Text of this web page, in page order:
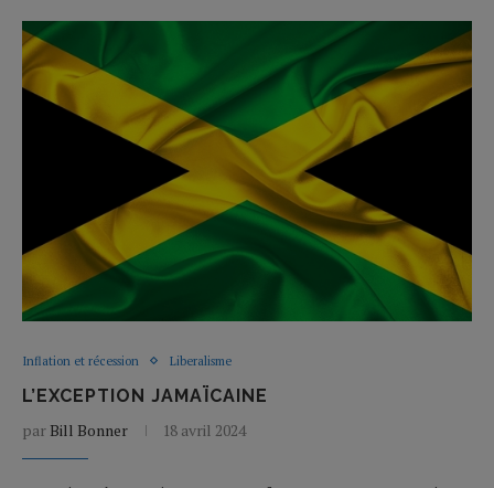
Inflation et récession Liberalisme
L’EXCEPTION JAMAÏCAINE
par Bill Bonner 18 avril 2024